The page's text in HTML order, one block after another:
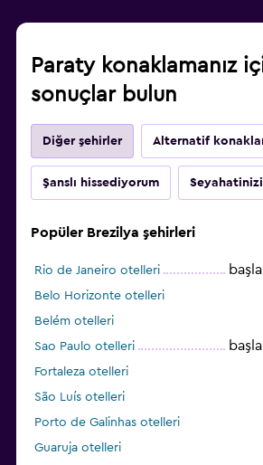
Paraty konaklamanız
sonuçlar bulun
Diğer şehirler Alternatif
Şanslı hissediyorum
Popüler Brezilya şehirleri
Rio de Janeiro otelleri
Belo Horizonte otelleri
Belém otelleri
Sao Paulo otelleri
Fortaleza otelleri
São Luís otelleri
Porto de Galinhas otelleri
Guaruja otelleri